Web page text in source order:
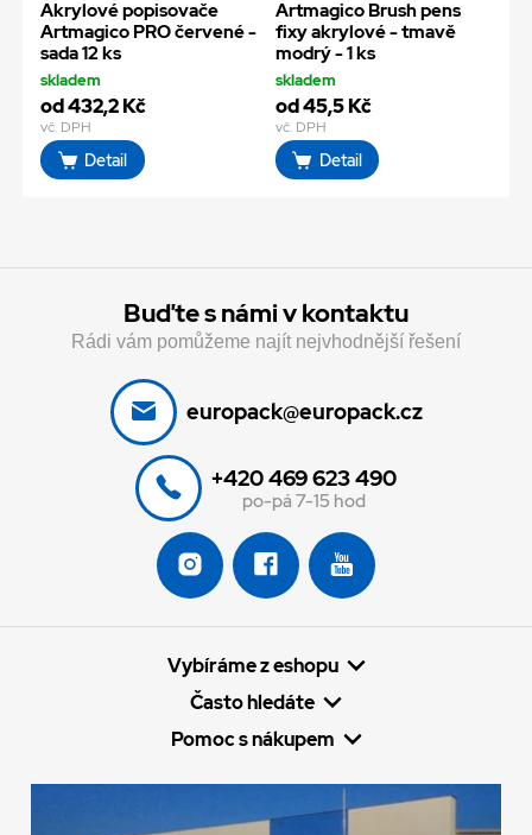
Akrylové popisovače
Artmagico PRO červené -
sada 12 ks
skladem
od 432,2 Kč
vč. DPH
Detail
Artmagico Brush pens
fixy akrylové - tmavě
modrý - 1 ks
skladem
od 45,5 Kč
vč. DPH
Detail
Buďte s námi v kontaktu
Rádi vám pomůžeme najít nejvhodnější řešení
europack@europack.cz
+420 469 623 490
po-pá 7-15 hod
Vybíráme z eshopu
Často hledáte
Pomoc s nákupem